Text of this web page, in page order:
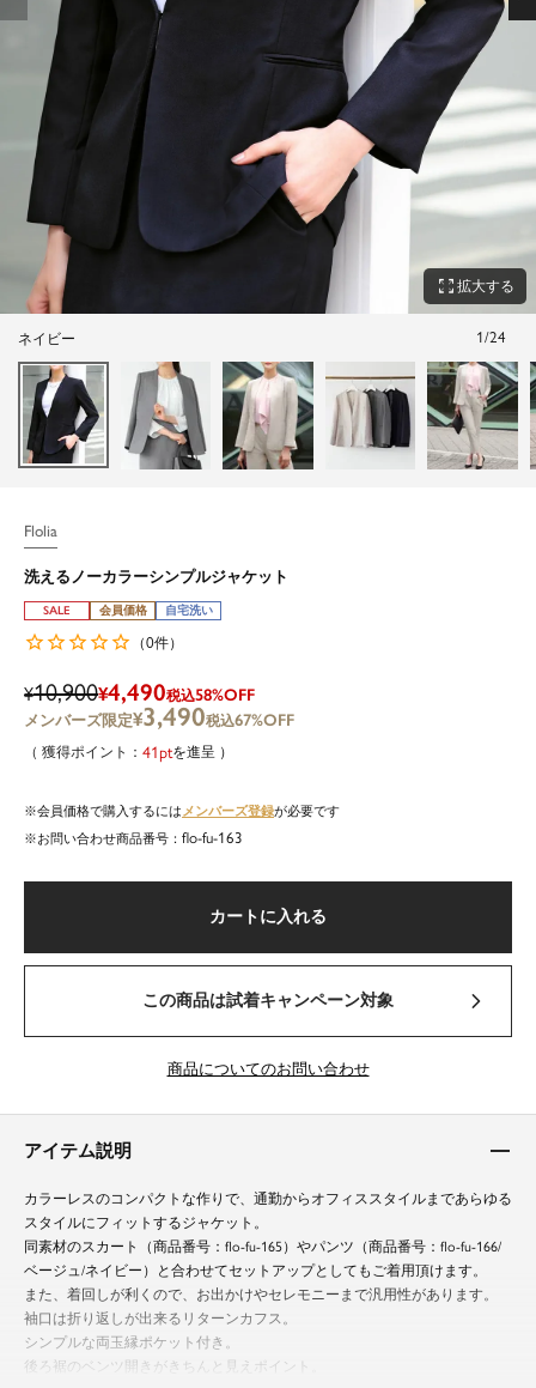
zoom_out_map 拡大する
ネイビー 1/24
Flolia
洗えるノーカラーシンプルジャケット
SALE 会員価格 自宅洗い
（0件）
¥10,900¥4,490税込58%OFF
¥3,490税込67%OFF
41 を進呈
会員価格で購入するには メンバーズ登録が必要です
商品番号
flo-fu-163
カートに入れる
この商品は試着キャンペーン対象
商品についてのお問い合わせ
アイテム説明
カラーレスのコンパクトな作りで、通勤からオフィススタイルまであらゆる
スタイルにフィットするジャケット。
同素材のスカート（商品番号：flo-fu-165）やパンツ（商品番号：flo-fu-166/
ベージュ/ネイビー）と合わせてセットアップとしてもご着用頂けます。
また、着回しが利くので、お出かけやセレモニーまで汎用性があります。
袖口は折り返しが出来るリターンカフス。
シンプルな両玉縁ポケット付き。
後ろ裾のベンツ開きがきちんと見えポイント。